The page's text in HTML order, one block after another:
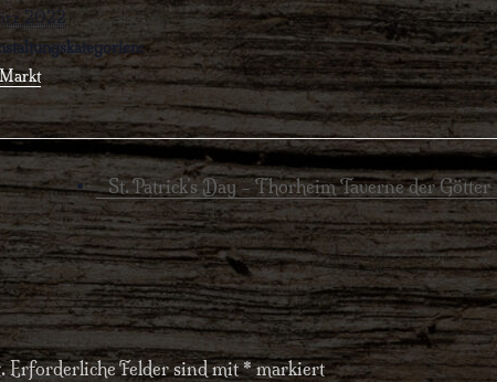
2022
Markt
St. Patrick’s Day – Thorheim Taverne der Götter
Erforderliche Felder sind mit*markiert